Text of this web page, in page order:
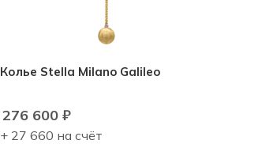
Колье Stella Milano Galileo
276 600 ₽
+ 27 660 на счёт